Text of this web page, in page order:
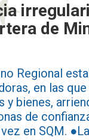
de
Regional
en las
bienes,
de
en SQM.